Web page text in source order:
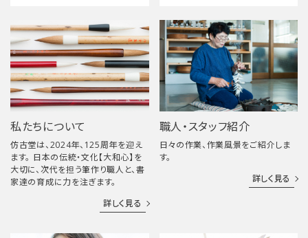
私たちについて
仿古堂は、2024年、125周年を迎え
ます。 日本の伝統・文化【大和心】を
大切に、次代を担う筆作り職人と、書
家達の育成に力を注ぎます。
詳しく見る
職人・スタッフ紹介
日々の作業、作業風景をご紹介しま
す。
詳しく見る